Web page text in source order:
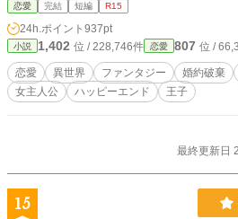
恋愛 完結 短編 R15
24h.ポイント 937pt
小説 1,402 位 / 228,746件 恋愛 807 位 /
恋愛 異世界 ファンタジー 婚約破棄
女主人公
ハッピーエンド 王子
最終更新日
15